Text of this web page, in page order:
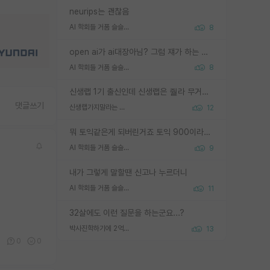
neurips는 괜찮음
AI 학회들 거품 슬슬 지적이 나오네요 8
open ai가 ai대장아님? 그럼 쟤가 하는 말이 다 맞겠네
AI 학회들 거품 슬슬 지적이 나오네요 8
신생랩 1기 출신인데 신생랩은 줠라 무거운 바벨 같은거임. 들면 대박인데 못들면 깔려 죽음. 아무도 알려주지 않는 환경에서 자생해야하지만, 일단 살아남았다면 그 어떤 사람보다 악착같고 생존력 높은 사람으로 거듭날 수 있음
신생랩가지말라는 이유가 있었구나 12
뭐 토익같은게 되버린거죠 토익 900이라고 영어잘하는건 아닙니다만 잘하는사람은 다 900을 넘는 그런
AI 학회들 거품 슬슬 지적이 나오네요 9
내가 그렇게 말할땐 신고나 누르더니
AI 학회들 거품 슬슬 지적이 나오네요 11
32살에도 이런 질문을 하는군요...?
박사진학하기에 2억은 괜찮은 (?) 정도의 경제력인가요 13
댓글쓰기